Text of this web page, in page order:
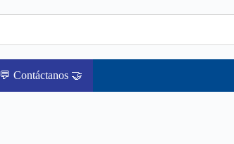
💬 Contáctanos 🤝